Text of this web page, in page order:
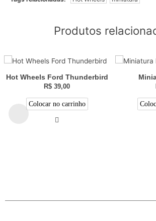
Produtos
Hot Wheels Ford Thunderbird
R$ 39,00
Colocar no carrinho